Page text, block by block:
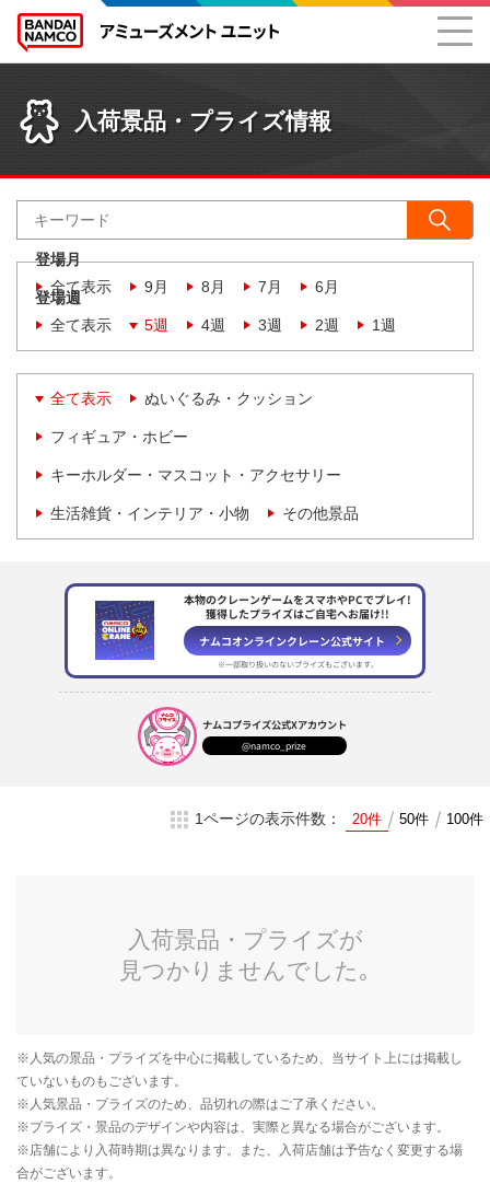
入荷景品・プライズ情報
登場月
全て表示
9月 8月 7月 6月
登場週
全て表示
5週 4週 3週 2週 1週
全て表示 ぬいぐるみ・クッション
フィギュア・ホビー
キーホルダー・マスコット・アクセサリー
生活雑貨・インテリア・小物 その他景品
本物のクレーンゲームをスマホやPCでプレイ!
獲得したプライズはご自宅へお届け!!
ナムコオンラインクレーン公式サイト
※一部取り扱いのないプライズもございます。
ナムコプライズ公式Xアカウント
@namco_prize
1ページの表示件数： 20件 50件 100件